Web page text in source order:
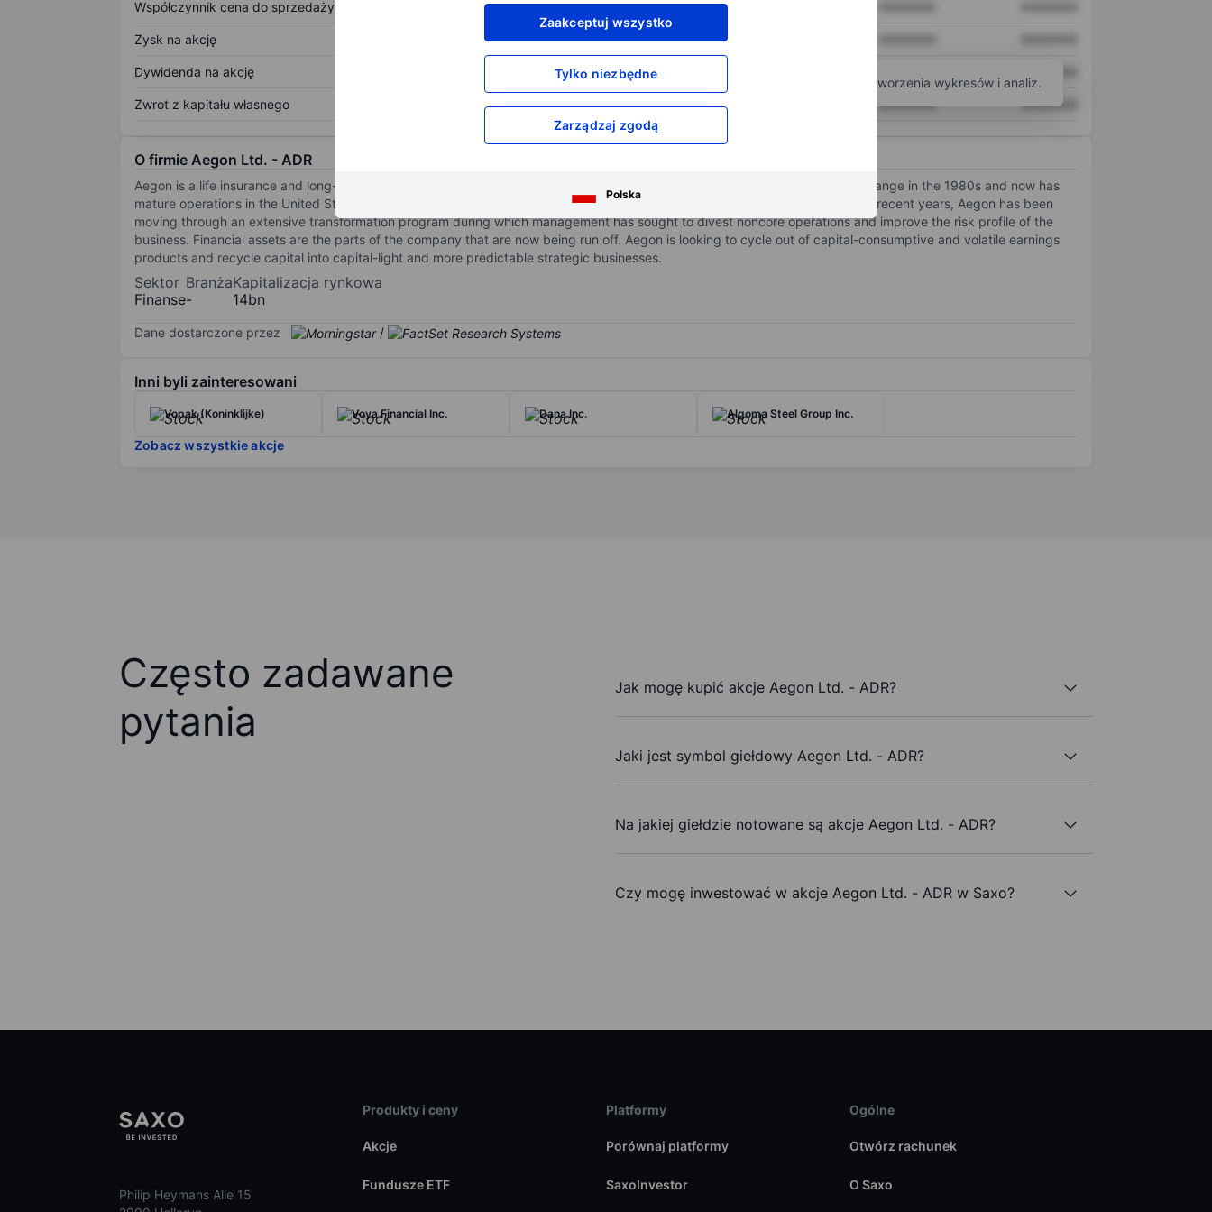
Zaakceptuj wszystko
Tylko niezbędne
Zarządzaj zgodą
Polska
Współczynnik cena do sprzedaży XXXXXXX
Zysk na akcję XXXXXXX
Dywidenda na akcję XXXXXXX
Zwrot z kapitału własnego XXXXXXX XXXXXXX XXXXXXX
Otwórz kontoaby uzyskać dostęp do większej ilości narzędzi do tworzenia wykresów i analiz.
O firmie Aegon Ltd. - ADR
Aegon is a life insurance and long-term savings business listed in the Netherlands. It was listed on the Amsterdam Stock Exchange in the 1980s and now has
mature operations in the United States, the United Kingdom, and four growth markets of Brazil, China, Portugal, and Spain. In recent years, Aegon has been
moving through an extensive transformation program during which management has sought to divest noncore operations and improve the risk profile of the
business. Financial assets are the parts of the company that are now being run off. Aegon is looking to cycle out of capital-consumptive and volatile earnings
products and recycle capital into capital-light and more predictable strategic businesses.
Sektor
Finanse
Branża
-
Kapitalizacja rynkowa
14bn
Dane dostarczone przez /
Inni byli zainteresowani
Vopak (Koninklijke) Voya Financial Inc. Dana Inc. Algoma Steel Group Inc.
Zobacz wszystkie akcje
Często zadawane
pytania
Jak mogę kupić akcje Aegon Ltd. - ADR?
Jaki jest symbol giełdowy Aegon Ltd. - ADR?
Na jakiej giełdzie notowane są akcje Aegon Ltd. - ADR?
Czy mogę inwestować w akcje Aegon Ltd. - ADR w Saxo?
Philip Heymans Alle 15
Produkty i ceny
Akcje
Fundusze ETF
Platformy
Porównaj platformy
SaxoInvestor
Ogólne
Otwórz rachunek
O Saxo